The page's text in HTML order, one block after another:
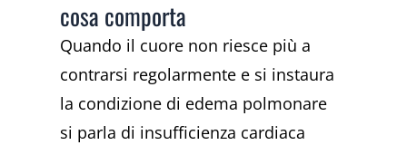
cosa comporta
Quando il cuore non riesce più a
contrarsi regolarmente e si instaura
la condizione di edema polmonare
si parla di insufficienza cardiaca